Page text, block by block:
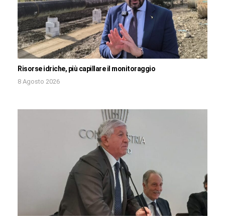
Risorse idriche, più capillare il monitoraggio
8 Agosto 2026